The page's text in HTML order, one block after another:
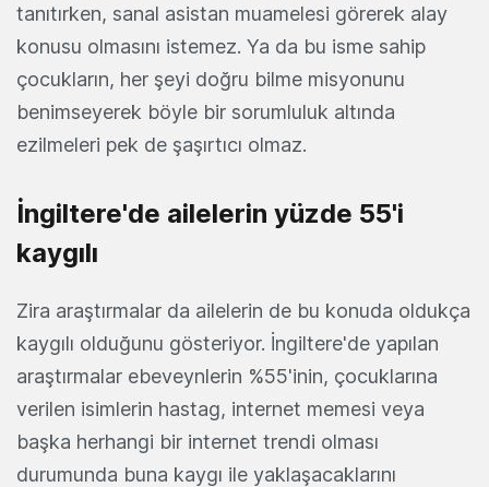
tanıtırken, sanal asistan muamelesi görerek alay
konusu olmasını istemez. Ya da bu isme sahip
çocukların, her şeyi doğru bilme misyonunu
benimseyerek böyle bir sorumluluk altında
ezilmeleri pek de şaşırtıcı olmaz.
İngiltere'de ailelerin yüzde 55'i
kaygılı
Zira araştırmalar da ailelerin de bu konuda oldukça
kaygılı olduğunu gösteriyor. İngiltere'de yapılan
araştırmalar ebeveynlerin %55'inin, çocuklarına
verilen isimlerin hastag, internet memesi veya
başka herhangi bir internet trendi olması
durumunda buna kaygı ile yaklaşacaklarını